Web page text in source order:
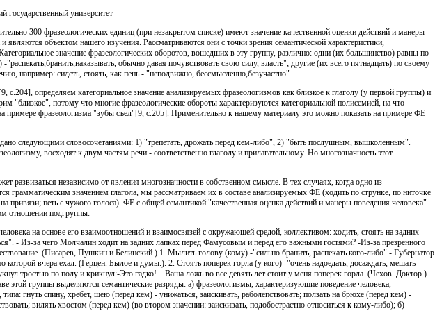
государственный университет
300 фразеологических единиц (при незакрытом списке) имеют значение качественной оценки действий и манеры
являются объектом нашего изучения. Рассматриваются они с точки зрения семантической характеристики,
значение фразеологических оборотов, вошедших в эту группу, различно: одни (их большинство) равны по
обычно давая почувствовать свою силу, власть"; другие (их всего пятнадцать) по своему
например: сидеть, стоять, как пень - "неподвижно, бессмысленно,безучастно".
с.204], определяем категориальное значение анализируемых фразеологизмов как близкое к глаголу (у первой группы) и
"близкое", потому что многие фразеологические обороты характеризуются категориальной полисемией, на что
примере фразеологизма "зубы съел"[9, с.205]. Применительно к нашему материалу это можно показать на примере ФЕ
следующими словосочетаниями: 1) "трепетать, дрожать перед кем-либо", 2) "быть послушным, вышколенным".
восходят к двум частям речи - соответственно глаголу и прилагательному. Но многозначность этот
развиваться независимо от явления многозначности в собственном смысле. В тех случаях, когда одно из
грамматическим значением глагола, мы рассматриваем их в составе анализируемых ФЕ (ходить по струнке, по ниточке
привязи; петь с чужого голоса). ФЕ с общей семантикой "качественная оценка действий и манеры поведения человека"
отношении подгруппы:
на основе его взаимоотношений и взаимосвязей с окружающей средой, коллективом: ходить, стоять на задних
- Из-за чего Молчалин ходит на задних лапках перед Фамусовым и перед его важными гостями? -Из-за презренного
(Писарев, Пушкин и Белинский.) 1. Мылить голову (кому) -"сильно бранить, распекать кого-либо".- Губернатор
которой вчера ехал. (Герцен. Былое и думы.). 2. Стоять поперек горла (у кого) -"очень надоедать, досаждать, мешать
тростью по полу и крикнул:-Это гадко! ...Ваша ложь во все девять лет стоит у меня поперек горла. (Чехов. Доктор.).
этой группы выделяются семантические разряды: а) фразеологизмы, характеризующие поведение человека,
гнуть спину, хребет, шею (перед кем) - унижаться, заискивать, раболепствовать; ползать на брюхе (перед кем) -
вилять хвостом (перед кем) (во втором значении: заискивать, подобострастно относиться к кому-либо); б)